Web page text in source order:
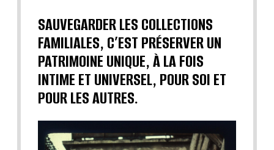
SAUVEGARDER LES COLLECTIONS
FAMILIALES, C’EST PRÉSERVER UN
PATRIMOINE UNIQUE, À LA FOIS
INTIME ET UNIVERSEL, POUR SOI ET
POUR LES AUTRES.